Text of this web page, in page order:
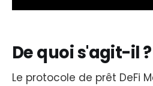
De quoi s'agit-il ?
Le protocole de prêt DeFi